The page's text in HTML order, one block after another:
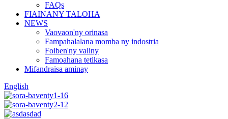
FAQs
FIAINANY TALOHA
NEWS
Vaovaon'ny orinasa
Fampahalalana momba ny indostria
Foiben'ny valiny
Famoahana tetikasa
Mifandraisa aminay
English